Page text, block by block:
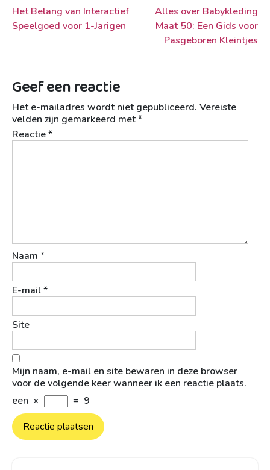
Berichtnavigatie
Het Belang van Interactief
Speelgoed voor 1-Jarigen
Alles over Babykleding
Maat 50: Een Gids voor
Pasgeboren Kleintjes
Geef een reactie
Het e-mailadres wordt niet gepubliceerd. Vereiste
velden zijn gemarkeerd met*
Reactie*
Naam *
E-mail*
Site
Mijn naam, e-mail en site bewaren in deze browser
voor de volgende keer wanneer ik een reactie plaats.
een × = 9